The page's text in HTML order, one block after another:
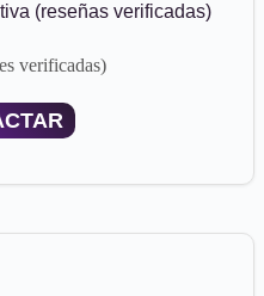
(reseñas verificadas)
verificadas)